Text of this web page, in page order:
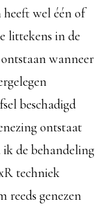
heeft wel één of
littekens in de
wanneer
beschadigd
ontstaat
de behandeling
techniek
reeds genezen